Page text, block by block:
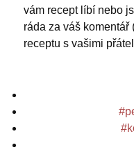
vám recept líbí nebo
ráda za váš
receptu s vašimi